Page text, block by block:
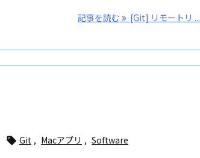
記事を読む [Git] リモートリ ...
 Git , Macアプリ , Software